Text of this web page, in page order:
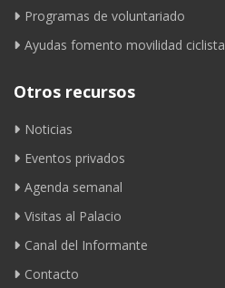
Programas de voluntariado
Ayudas fomento movilidad ciclista
Otros recursos
Noticias
Eventos privados
Agenda semanal
Visitas al Palacio
Canal del Informante
Contacto